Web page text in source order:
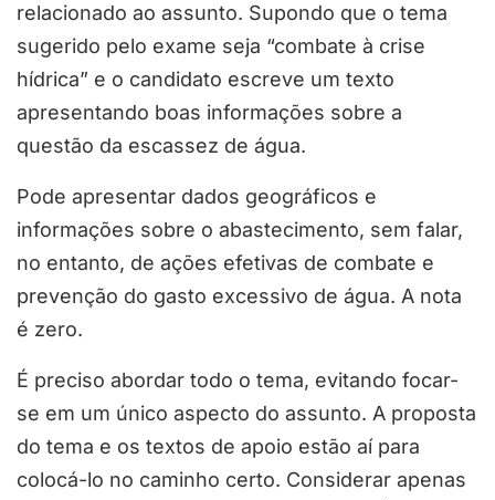
relacionado ao assunto. Supondo que o tema
sugerido pelo exame seja “combate à crise
hídrica” e o candidato escreve um texto
apresentando boas informações sobre a
questão da escassez de água.
Pode apresentar dados geográficos e
informações sobre o abastecimento, sem falar,
no entanto, de ações efetivas de combate e
prevenção do gasto excessivo de água. A nota
é zero.
É preciso abordar todo o tema, evitando focar-
se em um único aspecto do assunto. A proposta
do tema e os textos de apoio estão aí para
colocá-lo no caminho certo. Considerar apenas